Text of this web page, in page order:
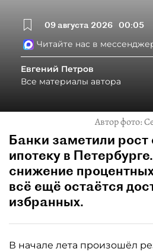
09 августа 2026 00:05
Читайте нас в
Евгений Петров
Все материалы автора
Автор фото:
Банки заметили рост
ипотеку в
снижение
всё ещё остаётся
избранных.
В начале лета произошёл